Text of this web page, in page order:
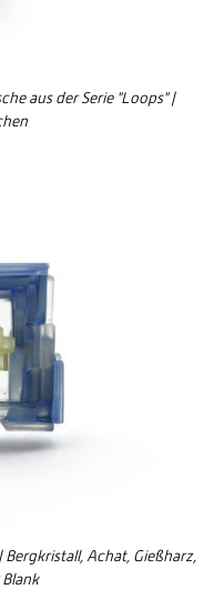
aus der Serie "Loops" |
Achat, Gießharz,